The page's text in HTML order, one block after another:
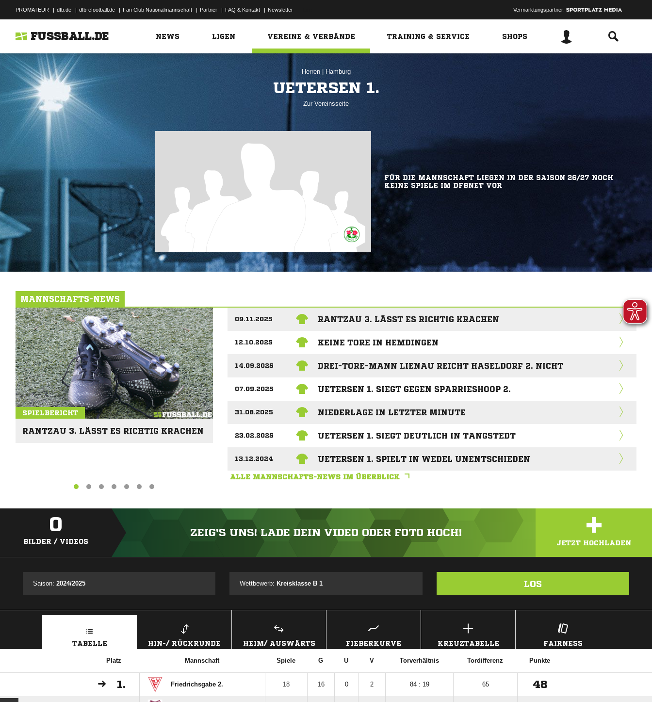
PROMATEUR | dfb.de | dfb-efootball.de | Fan Club Nationalmannschaft | Partner | FAQ & Kontakt | Newsletter Vermarktungspartner:
FUSSBALL.DE NEWS LIGEN VEREINE & VERBÄNDE TRAINING & SERVICE SHOPS
Herren Hamburg
UETERSEN 1.
Zur Vereinsseite
FÜR DIE MANNSCHAFT LIEGEN IN DER SAISON 26/27 NOCH
KEINE SPIELE IM DFBNET VOR
MANNSCHAFTS-NEWS
SPIELBERICHT
RANTZAU 3. LÄSST ES RICHTIG KRACHEN
09.11.2025 RANTZAU 3. LÄSST ES RICHTIG KRACHEN
12.10.2025 KEINE TORE IN HEMDINGEN
14.09.2025 DREI-TORE-MANN LIENAU REICHT HASELDORF 2. NICHT
07.09.2025 UETERSEN 1. SIEGT GEGEN SPARRIESHOOP 2.
31.08.2025 NIEDERLAGE IN LETZTER MINUTE
23.02.2025 UETERSEN 1. SIEGT DEUTLICH IN TANGSTEDT
13.12.2024 UETERSEN 1. SPIELT IN WEDEL UNENTSCHIEDEN
ALLE MANNSCHAFTS-NEWS IM ÜBERBLICK
0
BILDER / VIDEOS
ZEIG'S UNS! LADE DEIN VIDEO ODER FOTO HOCH! +
JETZT HOCHLADEN
Saison: 2024/2025 Wettbewerb: Kreisklasse B 1 LOS
TABELLE HIN-/ RÜCKRUNDE HEIM/ AUSWÄRTS FIEBERKURVE KREUZTABELLE FAIRNESS
Platz Mannschaft Spiele G U V Torverhältnis Tordifferenz Punkte
1. Friedrichsgabe 2. 18 16 0 2 84 : 19 65 48